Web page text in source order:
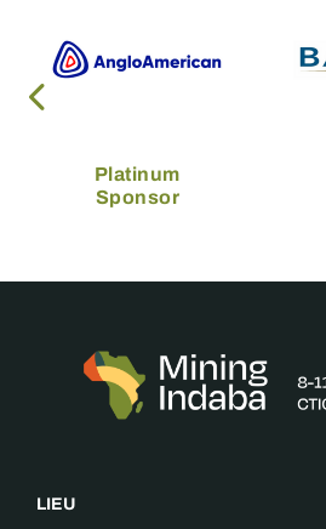
Platinum
Sponsor
LIEU